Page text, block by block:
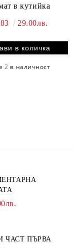
в кутийка
29.00лв.
2 в наличност
ЧАСТ ПЪРВА